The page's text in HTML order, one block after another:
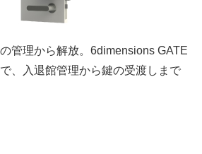
管理から解放。6dimensions GATE
、入退館管理から鍵の受渡しまで